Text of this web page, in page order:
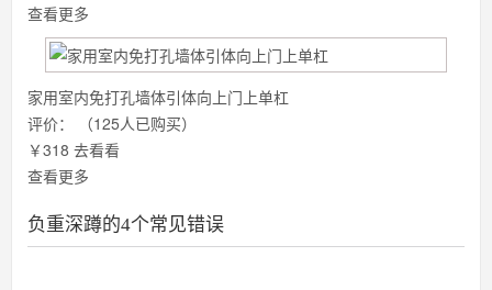
查看更多
家用室内免打孔墙体引体向上门上单杠
评价：
（125人已购买）
￥318 去看看
查看更多
负重深蹲的4个常见错误